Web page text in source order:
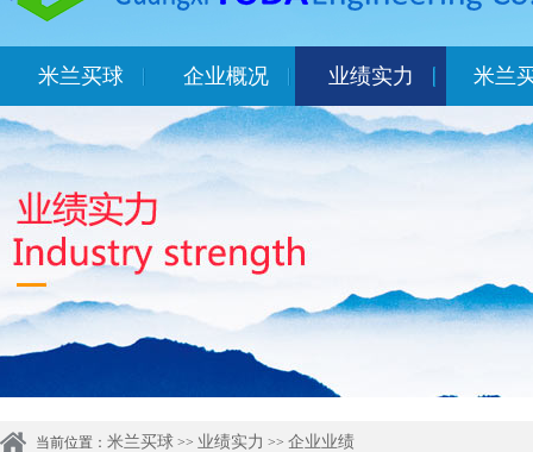
米兰买球 企业概况 业绩实力 米兰
当前位置： 米兰买球 >> 业绩实力 >> 企业业绩